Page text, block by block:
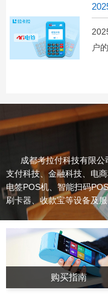
户
成都考拉付科技有限公
支付科技、金融科技、电
电签POS机、智能扫码
刷卡器、收款宝等设备及服
购买指南